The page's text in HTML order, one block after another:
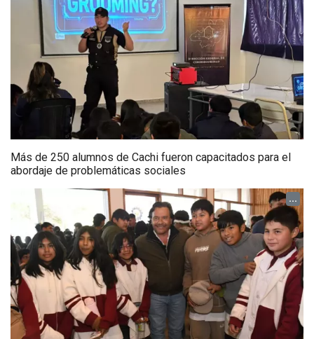
Más de 250 alumnos de Cachi fueron capacitados para el
abordaje de problemáticas sociales
...